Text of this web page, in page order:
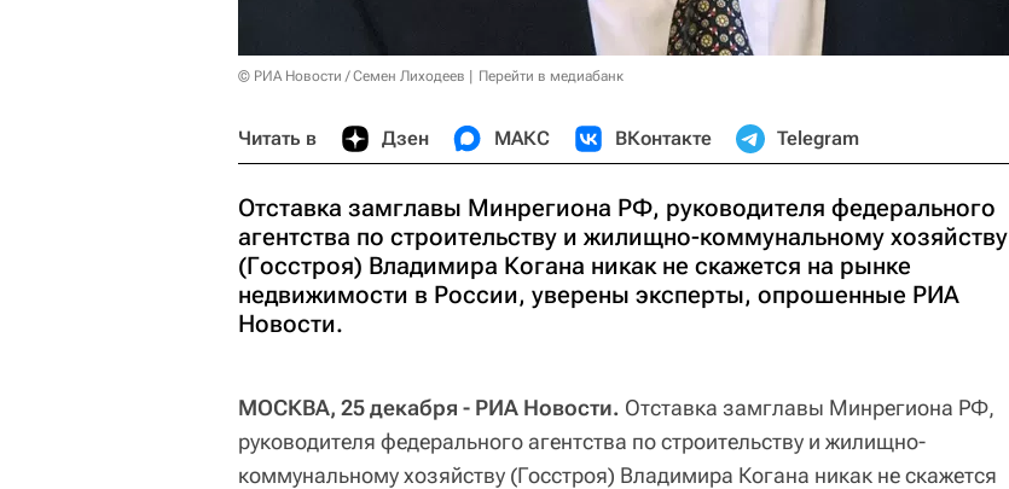
© РИА Новости / Семен Лиходеев Перейти в медиабанк
Читать в Дзен МАКС ВКонтакте Telegram
Отставка замглавы Минрегиона РФ, руководителя федерального
агентства по строительству и жилищно-коммунальному хозяйству
(Госстроя) Владимира Когана никак не скажется на рынке
недвижимости в России, уверены эксперты, опрошенные РИА
Новости.
МОСКВА, 25 декабря - РИА Новости. Отставка замглавы Минрегиона РФ,
руководителя федерального агентства по строительству и жилищно-
коммунальному хозяйству (Госстроя) Владимира Когана никак не скажется